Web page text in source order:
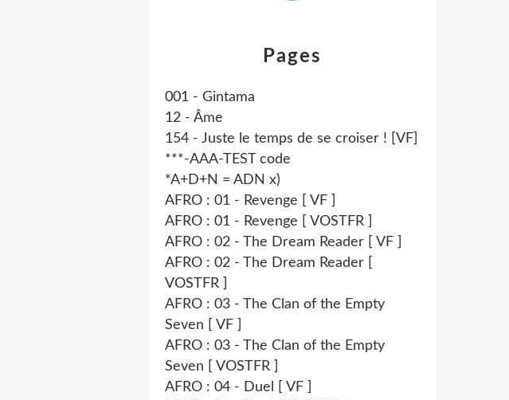
Pages
001 - Gintama
12 - Âme
154 - Juste le temps de se croiser ! [VF]
***-AAA-TEST code
*A+D+N = ADN x)
AFRO : 01 - Revenge [ VF ]
AFRO : 01 - Revenge [ VOSTFR ]
AFRO : 02 - The Dream Reader [ VF ]
AFRO : 02 - The Dream Reader [
VOSTFR ]
AFRO : 03 - The Clan of the Empty
Seven [ VF ]
AFRO : 03 - The Clan of the Empty
Seven [ VOSTFR ]
AFRO : 04 - Duel [ VF ]